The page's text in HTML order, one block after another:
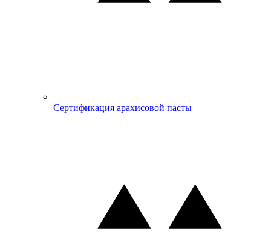
Сертификация арахисовой пасты